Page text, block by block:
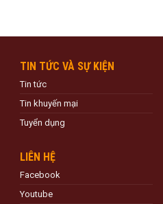
TIN TỨC VÀ SỰ KIỆN
Tin tức
Tin khuyến mại
Tuyển dụng
LIÊN HỆ
Facebook
Youtube